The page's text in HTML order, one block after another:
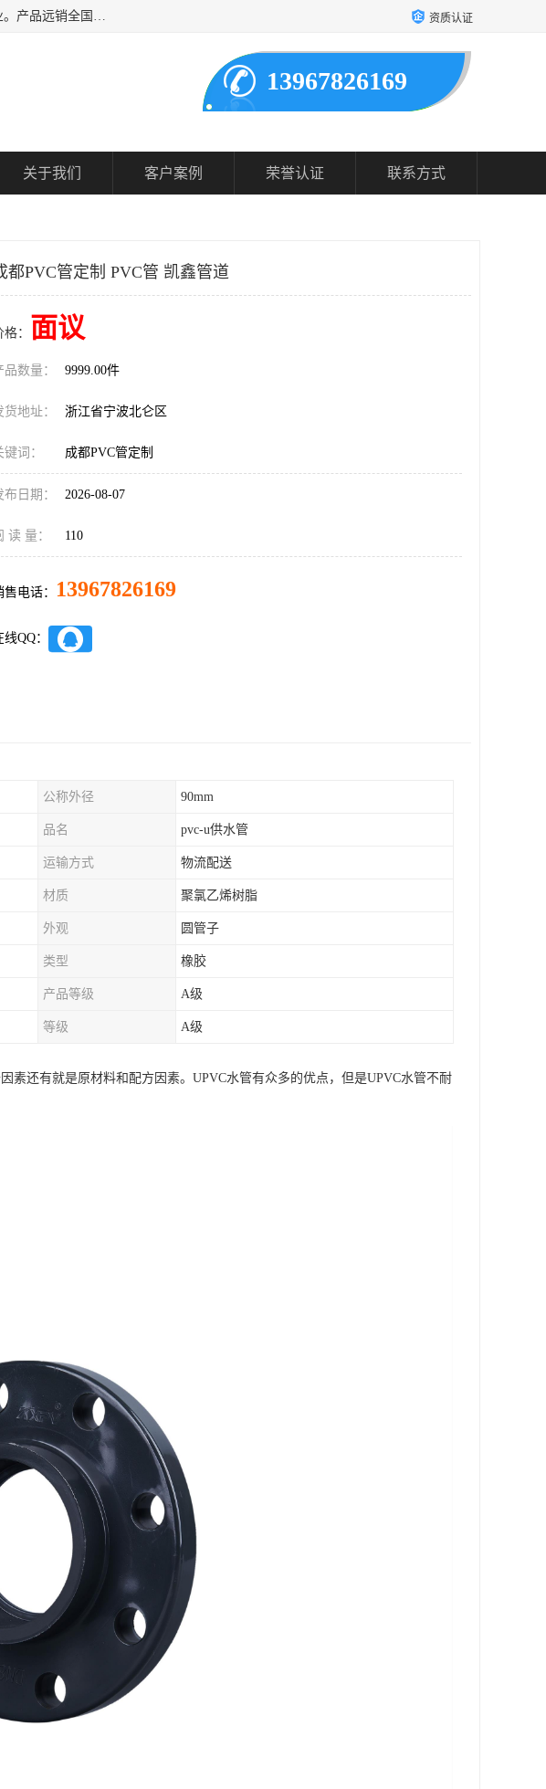
凯鑫管道科技有限公司是一家专业生产PPH、CPVC各类塑料阀门、塑料管道等非金属防腐化工设备的大型企业。产品远销全国三十一个省、市、自治区,广泛应用于化工、石油、氯碱、染料、制药、农药等行业，深受广大用户欢迎，是目前国内生产化工泵、阀门规模较大的生产基地之一。 资质认证
13967826169
关于我们 客户案例 荣誉认证 联系方式
都PVC管定制 PVC管 凯鑫管道
格： 面议
品数量： 9999.00件
货地址： 浙江省宁波北仑区
键词： 成都PVC管定制
布日期： 2026-08-07
读 量： 110
售电话： 13967826169
线QQ：
公称外径 90mm
品名 pvc-u供水管
运输方式 物流配送
材质 聚氯乙烯树脂
外观 圆管子
类型 橡胶
产品等级 A级
等级 A级
素还有就是原材料和配方因素。UPVC水管有众多的优点，但是UPVC水管不耐